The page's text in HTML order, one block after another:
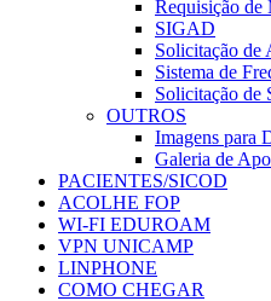
Requisição de
SIGAD
Solicitação de
Sistema de
Solicitação de
OUTROS
Imagens para
Galeria de
PACIENTES/SICOD
ACOLHE FOP
WI-FI EDUROAM
VPN UNICAMP
LINPHONE
COMO CHEGAR